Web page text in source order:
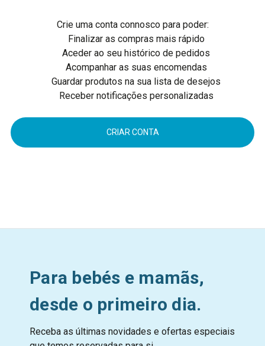
Crie uma conta connosco para poder:
Finalizar as compras mais rápido
Aceder ao seu histórico de pedidos
Acompanhar as suas encomendas
Guardar produtos na sua lista de desejos
Receber notificações personalizadas
CRIAR CONTA
Para bebés e mamãs,
desde o primeiro dia.
Receba as últimas novidades e ofertas especiais